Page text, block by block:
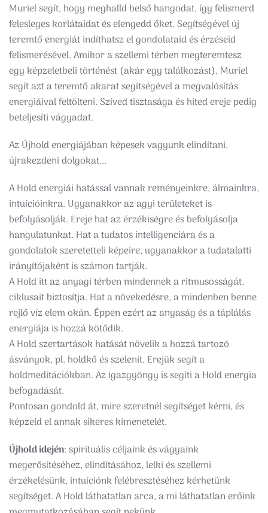
Muriel segít, hogy meghalld belső hangodat, így felismerd
felesleges korlátaidat és elengedd őket. Segítségével új
teremtő energiát indíthatsz el gondolataid és érzéseid
felismerésével. Amikor a szellemi térben megteremtesz
egy képzeletbeli történést (akár egy találkozást), Muriel
segít azt a teremtő akarat segítségével a megvalósítás
energiáival feltölteni. Szíved tisztasága és hited ereje pedig
beteljesíti vágyadat.
Az Újhold energiájában képesek vagyunk elindítani,
újrakezdeni dolgokat...
A Hold energiái hatással vannak reményeinkre, álmainkra,
intuícióinkra. Ugyanakkor az agyi területeket is
befolyásolják. Ereje hat az érzékiségre és befolyásolja
hangulatunkat. Hat a tudatos intelligenciára és a
gondolatok szeretetteli képeire, ugyanakkor a tudatalatti
irányítójaként is számon tartják.
A Hold itt az anyagi térben mindennek a ritmusosságát,
ciklusait biztosítja. Hat a növekedésre, a mindenben benne
rejlő víz elem okán. Éppen ezért az anyaság és a táplálás
energiája is hozzá kötődik.
A Hold szertartások hatását növelik a hozzá tartozó
ásványok, pl. holdkő és szelenit. Erejük segít a
holdmeditációkban. Az igazgyöngy is segíti a Hold energia
befogadását.
Pontosan gondold át, mire szeretnél segítséget kérni, és
képzeld el annak sikeres kimenetelét.
Újhold idején: spirituális céljaink és vágyaink
megerősítéséhez, elindításához, lelki és szellemi
érzékelésünk, intuíciónk felébresztéséhez kérhetünk
segítséget. A Hold láthatatlan arca, a mi láthatatlan erőink